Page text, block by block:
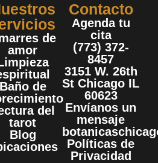
de
amor
Baño de
del
tarot
Blog
Contacto
Agenda tu
cita
(773) 372-
8457
3151 W. 26th
St Chicago IL
60623
Envíanos un
mensaje
Políticas de
Privacidad